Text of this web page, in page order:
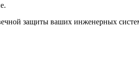
защиты ваших инженерных